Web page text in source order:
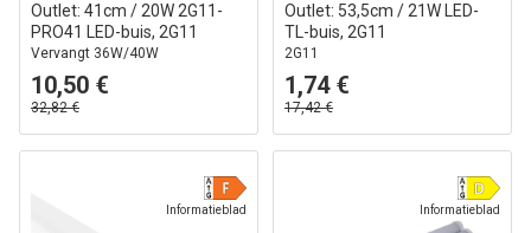
Outlet: 41cm / 20W 2G11-
PRO41 LED-buis, 2G11
Vervangt 36W/40W
10,50 €
32,82 €
Outlet: 53,5cm / 21W LED-
TL-buis, 2G11
2G11
1,74 €
17,42 €
Informatieblad Informatieblad